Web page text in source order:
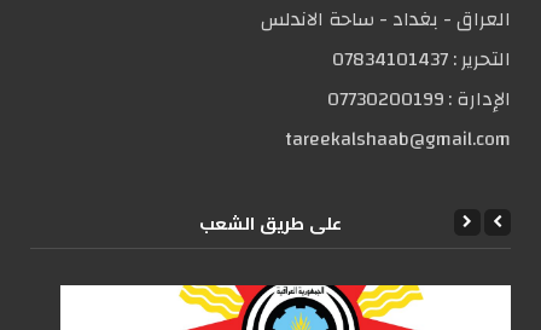
العراق - بغداد - ساحة الاندلس
التحریر :07834101437
الإدارة :07730200199
tareekalshaab@gmail.com
علی طریق الشعب